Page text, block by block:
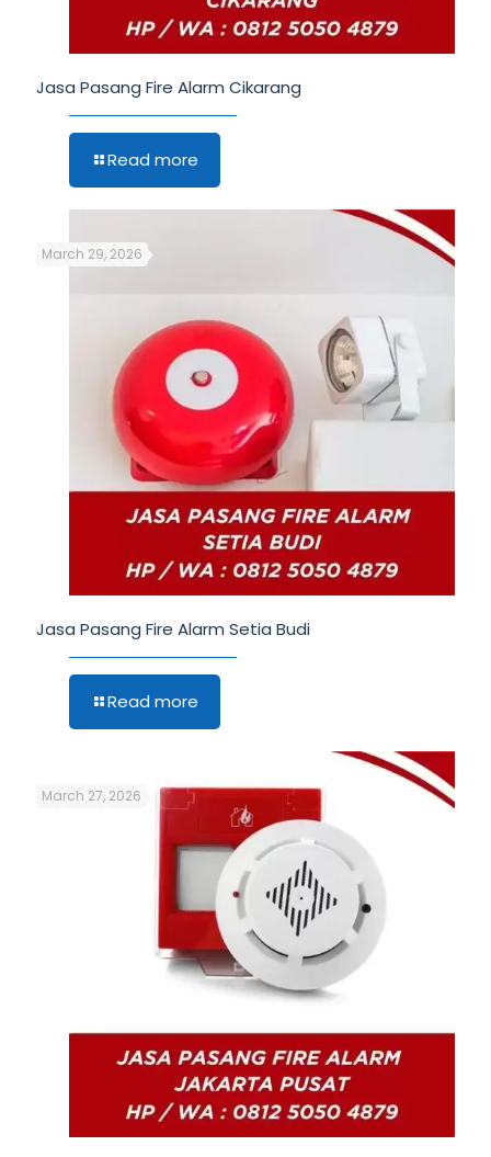
Jasa Pasang Fire Alarm Cikarang
Read more
March 29, 2026
Jasa Pasang Fire Alarm Setia Budi
Read more
March 27, 2026